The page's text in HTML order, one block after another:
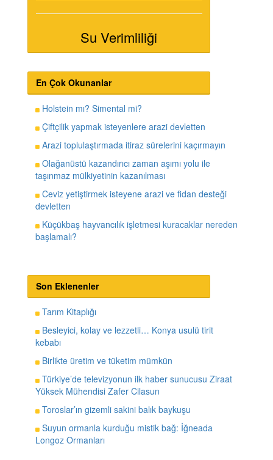
Su Verimliliği
En Çok Okunanlar
Holstein mı? Simental mi?
Çiftçilik yapmak isteyenlere arazi devletten
Arazi toplulaştırmada itiraz sürelerini kaçırmayın
Olağanüstü kazandırıcı zaman aşımı yolu ile
taşınmaz mülkiyetinin kazanılması
Ceviz yetiştirmek isteyene arazi ve fidan desteği
devletten
Küçükbaş hayvancılık işletmesi kuracaklar nereden
başlamalı?
Son Eklenenler
Tarım Kitaplığı
Besleyici, kolay ve lezzetli… Konya usulü tirit
kebabı
Birlikte üretim ve tüketim mümkün
Türkiye’de televizyonun ilk haber sunucusu Ziraat
Yüksek Mühendisi Zafer Cilasun
Toroslar’ın gizemli sakini balık baykuşu
Suyun ormanla kurduğu mistik bağ: İğneada
Longoz Ormanları